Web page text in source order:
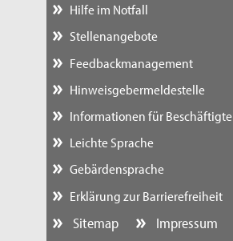
Hilfe im Notfall
Stellenangebote
Feedbackmanagement
Hinweisgebermeldestelle
Informationen für Beschäftigte
Leichte Sprache
Gebärdensprache
Erklärung zur Barrierefreiheit
Sitemap
Impressum